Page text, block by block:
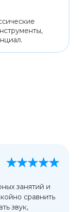
занятий и
сравнить
звук,